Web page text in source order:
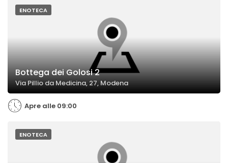
ENOTECA
Bottega dei Golosi 2
Via Pillio da Medicina, 27, Modena
Apre alle 09:00
ENOTECA